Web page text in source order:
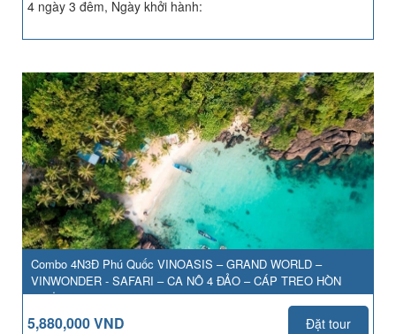
4 ngày 3 đêm, Ngày khởi hành:
Combo 4N3Đ Phú Quốc VINOASIS – GRAND WORLD –
VINWONDER - SAFARI – CA NÔ 4 ĐẢO – CÁP TREO HÒN
THƠM
5,880,000 VND
Đặt tour